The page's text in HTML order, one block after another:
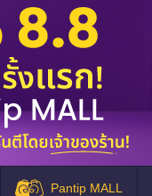
Pantip MALL